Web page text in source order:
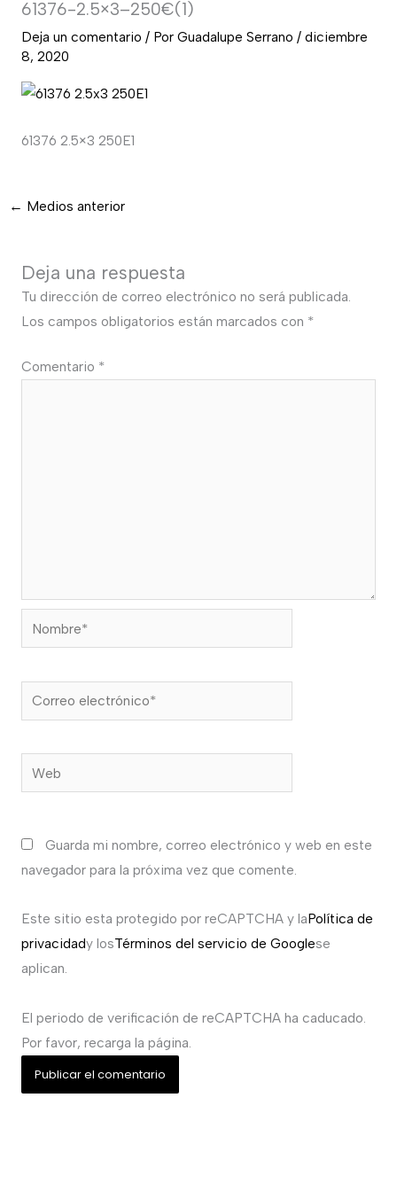
61376-2.5×3–250€(1)
Deja un comentario / Por Guadalupe Serrano / diciembre
8, 2020
61376 2.5×3 250E1
← Medios anterior
Deja una respuesta
Tu dirección de correo electrónico no será publicada.
Los campos obligatorios están marcados con *
Comentario *
Nombre*
Correo
electrónico*
Web
Guarda mi nombre, correo electrónico y web en este
navegador para la próxima vez que comente.
Este sitio esta protegido por reCAPTCHA y laPolítica de
privacidady losTérminos del servicio de Googlese
aplican.
El periodo de verificación de reCAPTCHA ha caducado.
Por favor, recarga la página.